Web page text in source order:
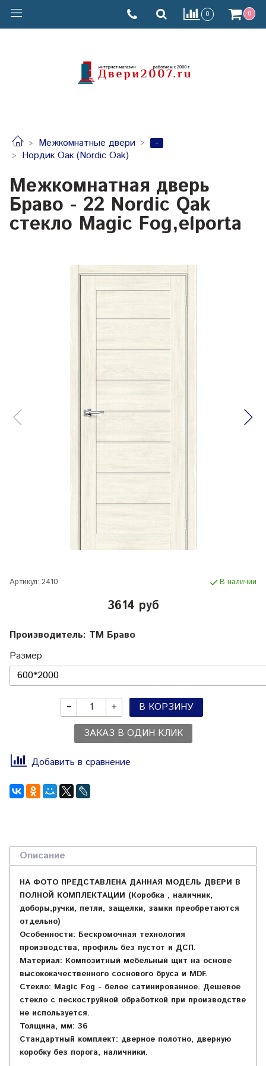
0 0
Межкомнатные двери
-
Нордик Оак (Nordic Oak)
Межкомнатная дверь
Браво - 22 Nordic Qak
стекло Magic Fog,elporta
Артикул: 2410 В наличии
3614 руб
Производитель: ТМ Браво
Размер
В КОРЗИНУ
ЗАКАЗ В ОДИН КЛИК
Добавить в сравнение
Описание
НА ФОТО ПРЕДСТАВЛЕНА ДАННАЯ МОДЕЛЬ ДВЕРИ В
ПОЛНОЙ КОМПЛЕКТАЦИИ (Коробка , наличник,
доборы,ручки, петли, защелки, замки преобретаются
отдельно)
Особенности: Бескромочная технология
производства, профиль без пустот и ДСП.
Материал: Композитный мебельный щит на основе
высококачественного соснового бруса и MDF.
Стекло: Magic Fog - белое сатинированное. Дешевое
стекло с пескоструйной обработкой при производстве
не используется.
Толщина, мм: 36
Стандартный комплект: дверное полотно, дверную
коробку без порога, наличники.